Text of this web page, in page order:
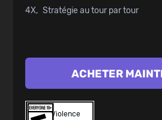
4X Stratégie au tour par tour
ACHETER
Violence